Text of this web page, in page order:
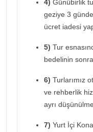
4) Günübirlik
geziye 3
ücret iadesi
5) Tur
bedelinin
6) Turlarımız
ve rehberlik
ayrı
7) Yurt İçi